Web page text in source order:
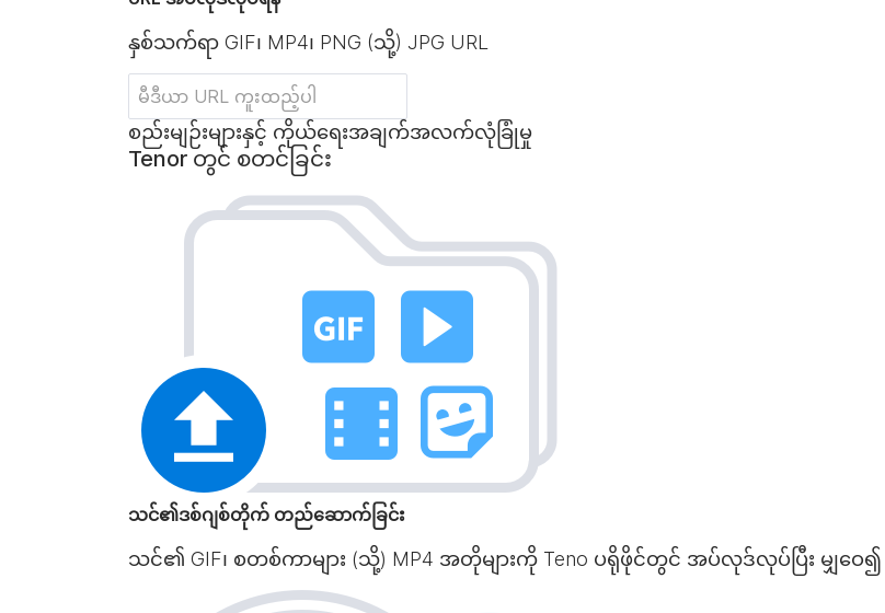
နှစ်သက်ရာ GIF၊ MP4၊ PNG (သို့) JPG URL
စည်းမျဉ်းများနှင့် ကိုယ်ရေးအချက်အလက်လုံခြုံမှု
Tenor တွင် စတင်ခြင်း
သင်၏ဒစ်ဂျစ်တိုက် တည်ဆောက်ခြင်း
သင်၏ GIF၊ စတစ်ကာများ (သို့) MP4 အတိုများကို Teno ပရိုဖိုင်တွင် အပ်လုဒ်လုပ်ပြီး မျှဝ